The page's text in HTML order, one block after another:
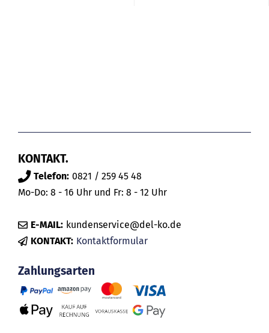
KONTAKT.
Telefon: 0821 / 259 45 48
Mo-Do: 8 - 16 Uhr und Fr: 8 - 12 Uhr
E-MAIL: kundenservice@del-ko.de
KONTAKT: Kontaktformular
Zahlungsarten